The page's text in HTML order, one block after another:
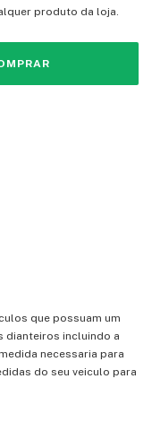
produto da loja.
que possuam um
dianteiros incluindo a
necessaria para
do seu veiculo para